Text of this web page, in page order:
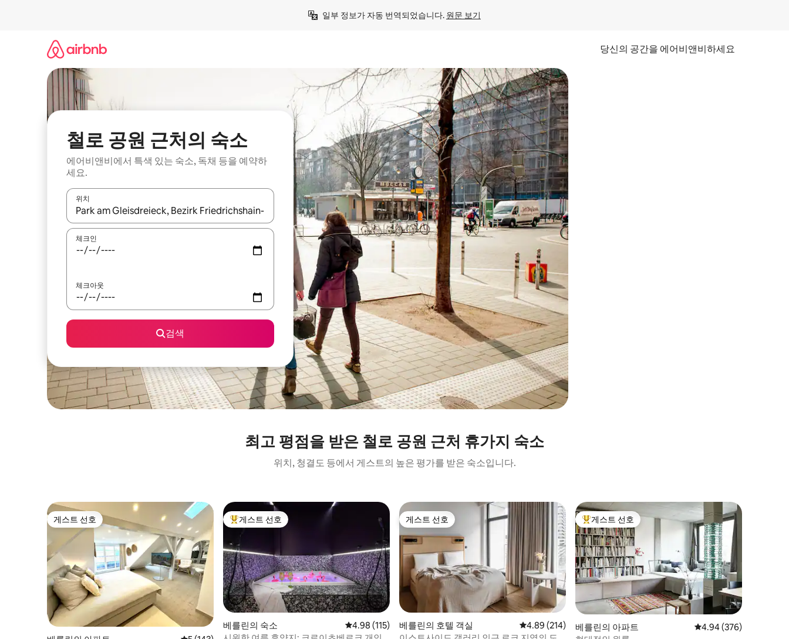
일부 정보가 자동 번역되었습니다. 원문 보기
당신의 공간을 에어비앤비하세요
철로 공원 근처의 숙소
에어비앤비에서 특색 있는 숙소, 독채 등을 예약하
세요.
위치
결과가 나오면 위·아래 화살표 키를 사용하거나 터치 또는 스와이프 동작으로 탐색하세요.
체크인
체크아웃
검색
최고 평점을 받은 철로 공원 근처 휴가지 숙소
위치, 청결도 등에서 게스트의 높은 평가를 받은 숙소입니다.
게스트 선호
게스트 선호 상위 게스트 선호
게스트 선호
베를린의 숙소 평점 4.98점(5점 만점), 후기 115개
4.98 (115)
게스트 선호
게스트 선호
베를린의 호텔 객실 평점 4.89점(5점 만점), 후기 214개
4.89 (214)
상위 게스트 선호
게스트 선호
베를린의 아파트 평점 4.94점(5점 만점),
4.94 (376)